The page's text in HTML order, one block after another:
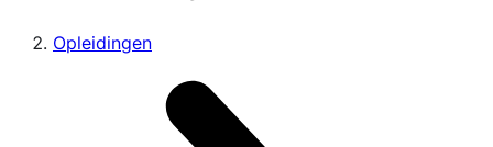
Opleidingen